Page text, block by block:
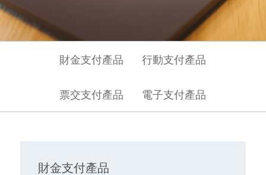
財金支付產品 行動支付產品
票交支付產品 電子支付產品
財金支付產品